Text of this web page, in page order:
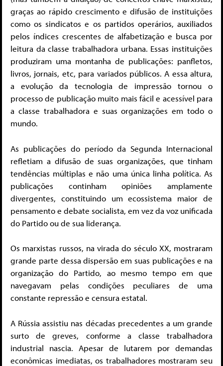
graças ao rápido crescimento e difusão de instituições
como os sindicatos e os partidos operários, auxiliados
pelos índices crescentes de alfabetização e busca por
leitura da classe trabalhadora urbana. Essas instituições
produziram uma montanha de publicações: panfletos,
livros, jornais, etc, para variados públicos. A essa altura,
a evolução da tecnologia de impressão tornou o
processo de publicação muito mais fácil e acessível para
a classe trabalhadora e suas organizações em todo o
mundo.
As publicações do período da Segunda Internacional
refletiam a difusão de suas organizações, que tinham
tendências múltiplas e não uma única linha política. As
publicações continham opiniões amplamente
divergentes, constituindo um ecossistema maior de
pensamento e debate socialista, em vez da voz unificada
do Partido ou de sua liderança.
Os marxistas russos, na virada do século XX, mostraram
grande parte dessa dispersão em suas publicações e na
organização do Partido, ao mesmo tempo em que
navegavam pelas condições peculiares de uma
constante repressão e censura estatal.
A Rússia assistiu nas décadas precedentes a um grande
surto de greves, conforme a classe trabalhadora
industrial nascia. Apesar de lutarem por demandas
econômicas imediatas, os trabalhadores mostraram seu